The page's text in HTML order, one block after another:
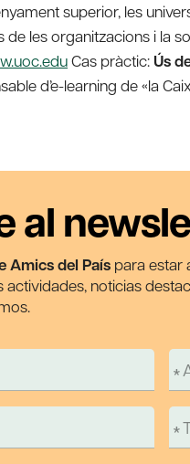
superior, les
les organitzacions i la
Cas pràctic: Ús
d’e-learning de «la
al
Amics del País para estar
noticias